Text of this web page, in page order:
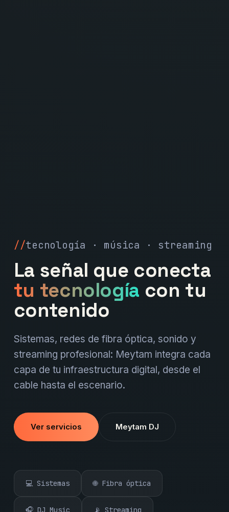
tecnología · música · streaming
La señal que conecta
tu tecnología con tu
contenido
Sistemas, redes de fibra óptica, sonido y
streaming profesional: Meytam integra cada
capa de tu infraestructura digital, desde el
cable hasta el escenario.
Ver servicios Meytam DJ
💻 Sistemas 🌐 Fibra óptica
🎧 DJ Music 📡 Streaming